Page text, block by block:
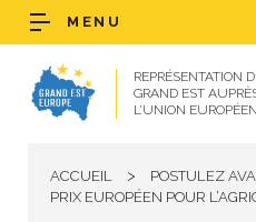
REPRÉSENTATION
GRAND EST
L’UNION
MENU
ACCUEIL >
POSTULEZ
PRIX EUROPÉEN POUR